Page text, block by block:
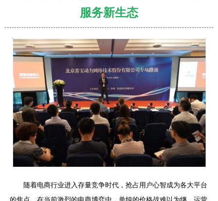
服务新生态
随着电商行业进入存量竞争时代，抢占用户心智成为各大平台